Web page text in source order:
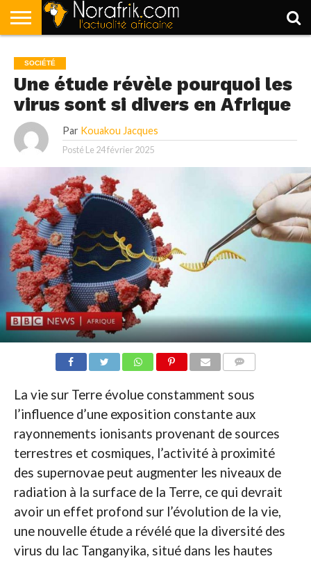
POLITIQUE
SOCIÉTÉ
ECONOMIE
SPORT
LIFESTYLE
SOCIÉTÉ
Une étude révèle pourquoi les
virus sont si divers en Afrique
Par Kouakou Jacques
Posté Le 24 février 2025
La vie sur Terre évolue constamment sous
l’influence d’une exposition constante aux
rayonnements ionisants provenant de sources
terrestres et cosmiques, l’activité à proximité
des supernovae peut augmenter les niveaux de
radiation à la surface de la Terre, ce qui devrait
avoir un effet profond sur l’évolution de la vie,
une nouvelle étude a révélé que la diversité des
virus du lac Tanganyika, situé dans les hautes